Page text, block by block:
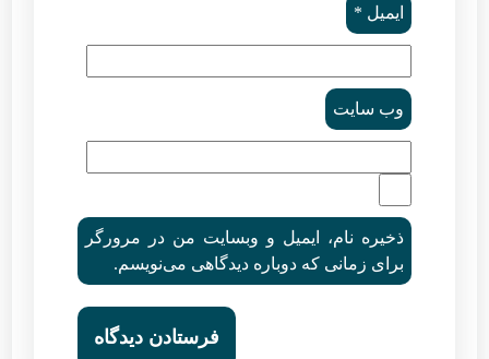
ایمیل *
وب‌ سایت
ذخیره نام، ایمیل و وبسایت من در مرورگر
برای زمانی که دوباره دیدگاهی می‌نویسم.